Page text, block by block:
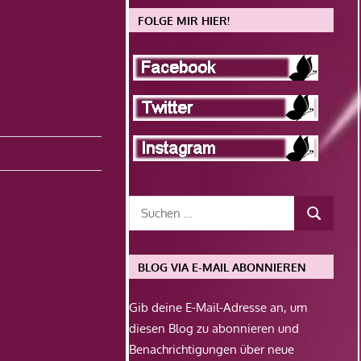
FOLGE MIR HIER!
BLOG VIA E-MAIL ABONNIEREN
Gib deine E-Mail-Adresse an, um
diesen Blog zu abonnieren und
Benachrichtigungen über neue